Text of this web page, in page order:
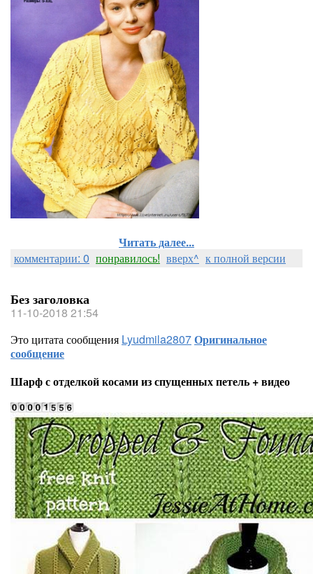
Читать далее...
комментарии: 0 понравилось! вверх^ к полной версии
Без заголовка
11-10-2018 21:54
Это цитата сообщения Lyudmila2807Оригинальное
сообщение
Шарф с отделкой косами из спущенных петель + видео